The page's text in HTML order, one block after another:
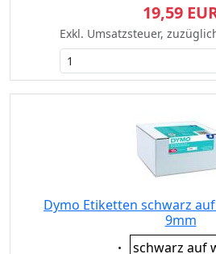
19,59
Exkl. Umsatzsteuer,
Dymo Etiketten schwarz
9mm
Eigenschaft:
schwarz auf